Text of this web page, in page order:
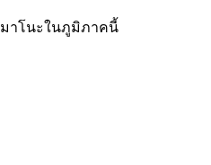
มาโนะในภูมิภาคนี้